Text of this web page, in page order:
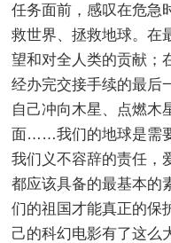
任务面前，感叹在危急
救世界、拯救地球。在
望和对全人类的贡献；
经办完交接手续的最后
自己冲向木星、点燃木
面……我们的地球是需
我们义不容辞的责任，
都应该具备的最基本的
们的祖国才能真正的保
己的科幻电影有了这么